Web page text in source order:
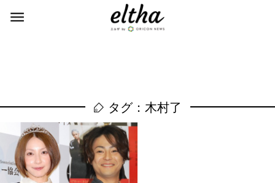
タグ：木村了